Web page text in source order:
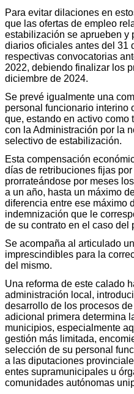
Para evitar dilaciones en
que las ofertas de empleo
estabilización se aprueben y
diarios oficiales antes del 31
respectivas convocatorias
2022, debiendo finalizar los
diciembre de 2024.
Se prevé igualmente una
personal funcionario interino
que, estando en activo como
con la Administración por la
selectivo de estabilización.
Esta compensación
días de retribuciones fijas
prorrateándose por meses
a un año, hasta un máximo
diferencia entre ese máximo
indemnización que le
de su contrato en el caso del
Se acompaña al articulado
imprescindibles para la
del mismo.
Una reforma de este calado
administración local,
desarrollo de los procesos
adicional primera determina
municipios, especialmente
gestión más limitada,
selección de su personal
a las diputaciones
entes supramunicipales u
comunidades autónomas